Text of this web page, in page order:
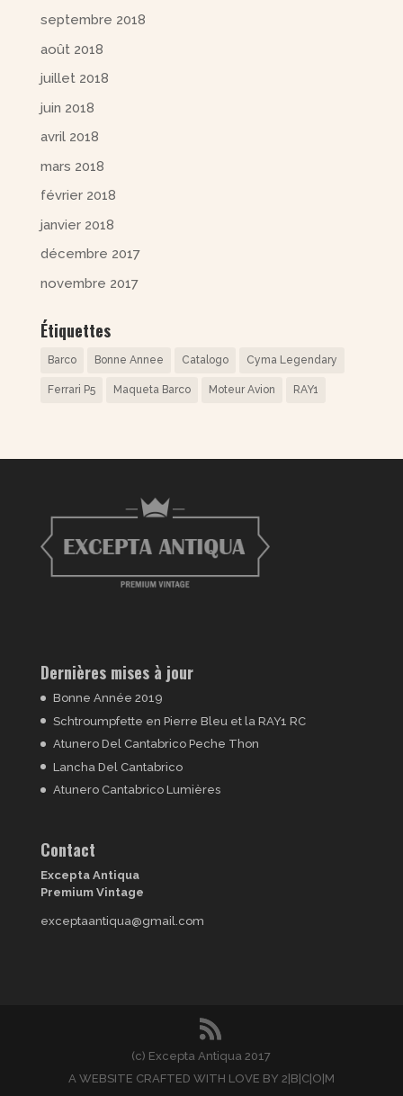
septembre 2018
août 2018
juillet 2018
juin 2018
avril 2018
mars 2018
février 2018
janvier 2018
décembre 2017
novembre 2017
Étiquettes
Barco Bonne Annee Catalogo Cyma Legendary
Ferrari P5 Maqueta Barco Moteur Avion RAY1
Dernières mises à jour
Bonne Année 2019
Schtroumpfette en Pierre Bleu et la RAY1 RC
Atunero Del Cantabrico Peche Thon
Lancha Del Cantabrico
Atunero Cantabrico Lumières
Contact
Excepta Antiqua
Premium Vintage
exceptaantiqua@gmail.com
(c) Excepta Antiqua 2017
A WEBSITE CRAFTED WITH LOVE BY 2|B|C|O|M